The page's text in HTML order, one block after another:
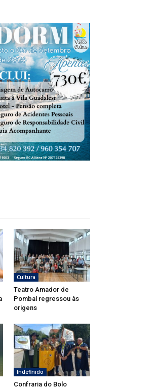
Cultura
Teatro Amador de
Pombal regressou às
origens
Indefinido
Confraria do Bolo